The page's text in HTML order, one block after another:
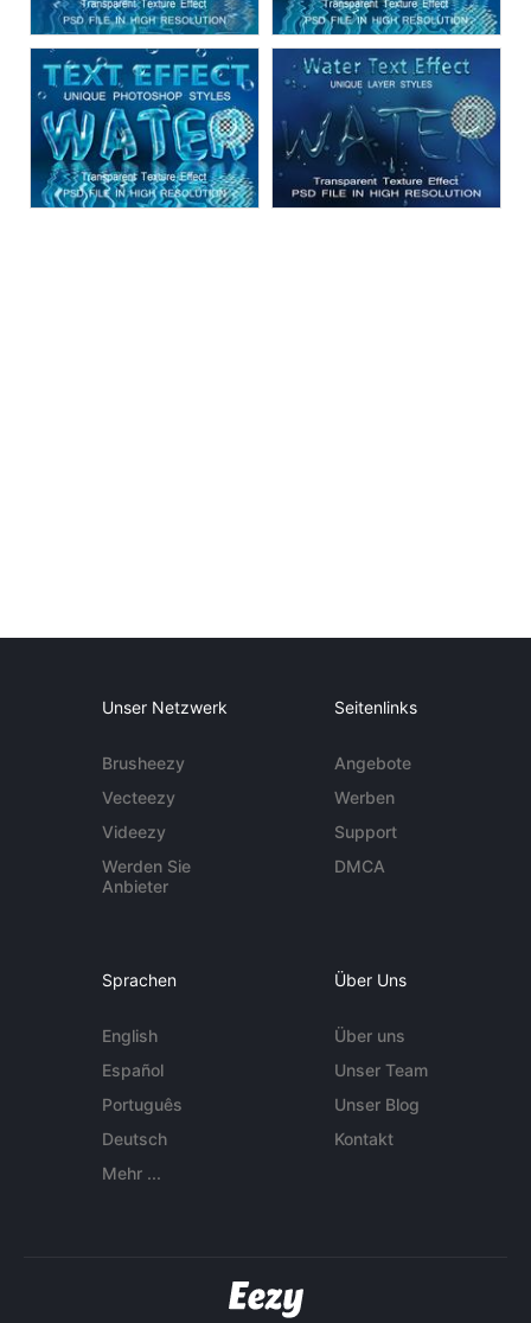
Unser Netzwerk
Brusheezy
Vecteezy
Videezy
Werden Sie
Anbieter
Seitenlinks
Angebote
Werben
Support
DMCA
Sprachen
English
Español
Português
Deutsch
Mehr ...
Über Uns
Über uns
Unser Team
Unser Blog
Kontakt